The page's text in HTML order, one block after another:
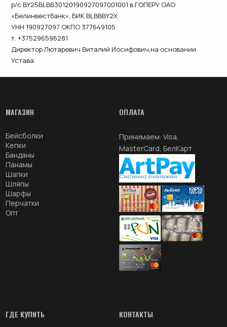
р/с BY25BLBB30120190927097001001 в ГОПЕРУ ОАО
«Белинвестбанк», БИК BLBBBY2X
УНН 190927097 ОКПО 377649105
т. +375296596281
Директор Лютаревич Виталий Иосифович,на основании
Устава
МАГАЗИН
Бейсболки
Кепки
Банданы
Панамы
Шапки
Шляпы
Шарфы
Перчатки
Опт
ОПЛАТА
Принимаем: Visa,
MasterCard, БелКарт
ГДЕ КУПИТЬ КОНТАКТЫ